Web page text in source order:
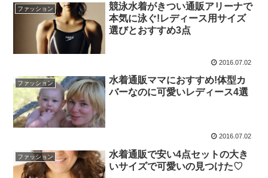
ファッション
競泳水着がきつい通販アリーナで
本気に泳ぐ!レディース用サイズ
選びとおすすめ3点
2016.07.02
ファッション
水着通販ママにおすすめ!体型カ
バーなのに可愛いレディース4選
2016.07.02
ファッション
水着通販で安い4点セットの大き
いサイズで可愛いの見つけた♡